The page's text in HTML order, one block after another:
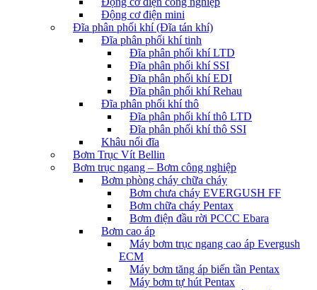
Động cơ điện mini
Đĩa phân phối khí (Đĩa tán khí)
Đĩa phân phối khí tinh
Đĩa phân phối khí LTD
Đĩa phân phối khí SSI
Đĩa phân phối khí EDI
Đĩa phân phối khí Rehau
Đĩa phân phối khí thô
Đĩa phân phối khí thô LTD
Đĩa phân phối khí thô SSI
Khâu nối đĩa
Bơm Trục Vít Bellin
Bơm trục ngang – Bơm công nghiệp
Bơm phòng cháy chữa cháy
Bơm chưa cháy EVERGUSH FF
Bơm chữa cháy Pentax
Bơm điện đầu rời PCCC Ebara
Bơm cao áp
Máy bơm trục ngang cao áp Evergush
ECM
Máy bơm tăng áp biến tần Pentax
Máy bơm tự hút Pentax